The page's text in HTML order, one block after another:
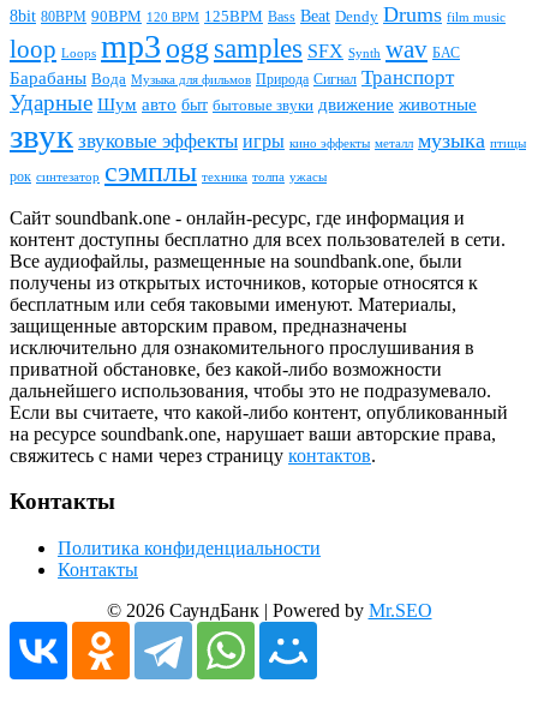
8bit 80BPM 90BPM 120 BPM 125BPM Bass Beat Dendy Drums film music
loop Loops mp3 ogg samples SFX Synth wav БАС
Барабаны Вода Музыка для фильмов Природа Сигнал Транспорт
Ударные Шум авто быт бытовые звуки движение животные
звук звуковые эффекты игры кино эффекты металл музыка птицы
рок синтезатор сэмплы техника толпа ужасы
Сайт soundbank.one - онлайн-ресурс, где информация и
контент доступны бесплатно для всех пользователей в сети.
Все аудиофайлы, размещенные на soundbank.one, были
получены из открытых источников, которые относятся к
бесплатным или себя таковыми именуют. Материалы,
защищенные авторским правом, предназначены
исключительно для ознакомительного прослушивания в
приватной обстановке, без какой-либо возможности
дальнейшего использования, чтобы это не подразумевало.
Если вы считаете, что какой-либо контент, опубликованный
на ресурсе soundbank.one, нарушает ваши авторские права,
свяжитесь с нами через страницу контактов.
Контакты
Политика конфиденциальности
Контакты
© 2026 СаундБанк | Powered by Mr.SEO